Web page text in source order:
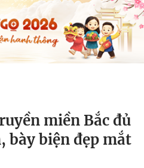
miền Bắc đủ
bày biện đẹp mắt